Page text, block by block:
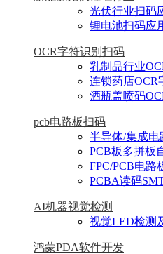
光伏行业扫码
锂电池扫码应
OCR字符识别扫码
乳制品行业
连锁药店OCR
酒瓶盖喷码
pcb电路板扫码
半导体/集成电
PCB板多拼板
FPC/PCB电路
PCBA读码
AI机器视觉检测
视觉LED检测
鸿蒙PDA软件开发